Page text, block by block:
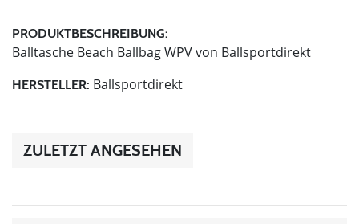
PRODUKTBESCHREIBUNG:
Balltasche Beach Ballbag WPV von Ballsportdirekt
HERSTELLER: Ballsportdirekt
ZULETZT ANGESEHEN